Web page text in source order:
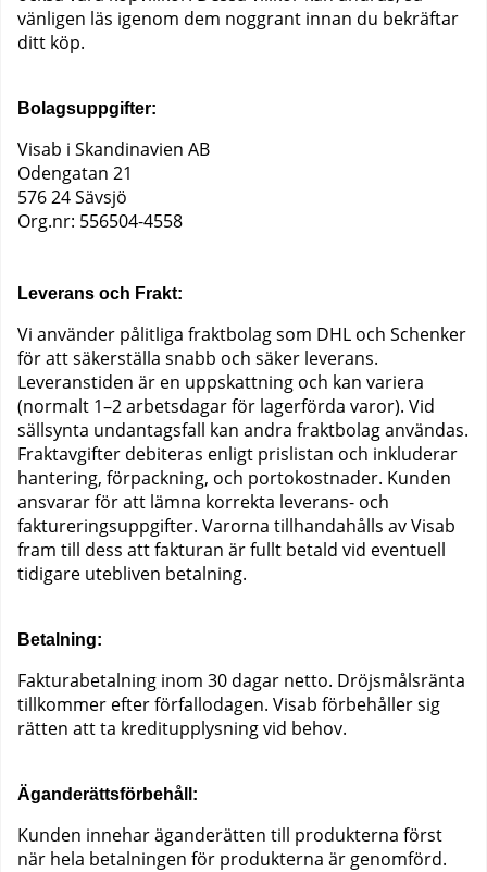
vänligen läs igenom dem noggrant innan du bekräftar
ditt köp.
Bolagsuppgifter:
Visab i Skandinavien AB
Odengatan 21
576 24 Sävsjö
Org.nr: 556504-4558
Leverans och Frakt:
Vi använder pålitliga fraktbolag som DHL och Schenker
för att säkerställa snabb och säker leverans.
Leveranstiden är en uppskattning och kan variera
(normalt 1–2 arbetsdagar för lagerförda varor). Vid
sällsynta undantagsfall kan andra fraktbolag användas.
Fraktavgifter debiteras enligt prislistan och inkluderar
hantering, förpackning, och portokostnader. Kunden
ansvarar för att lämna korrekta leverans- och
faktureringsuppgifter. Varorna tillhandahålls av Visab
fram till dess att fakturan är fullt betald vid eventuell
tidigare utebliven betalning.
Betalning:
Fakturabetalning inom 30 dagar netto. Dröjsmålsränta
tillkommer efter förfallodagen. Visab förbehåller sig
rätten att ta kreditupplysning vid behov.
Äganderättsförbehåll:
Kunden innehar äganderätten till produkterna först
när hela betalningen för produkterna är genomförd.